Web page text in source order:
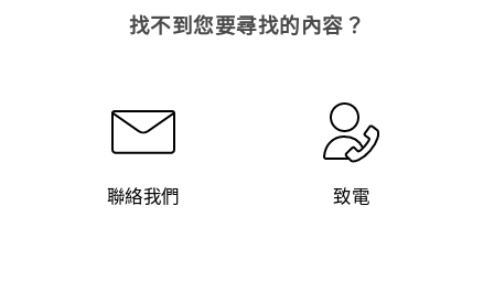
找不到您要尋找的內容？
聯絡我們 致電